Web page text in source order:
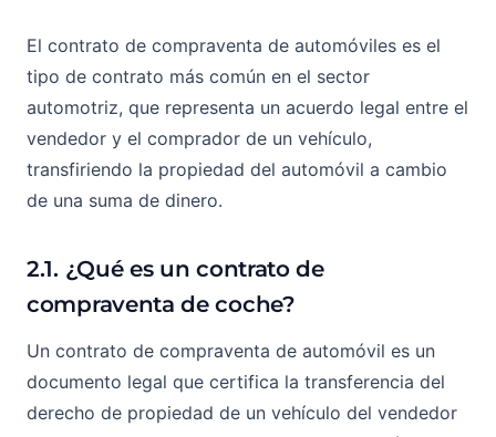
El contrato de compraventa de automóviles es el
tipo de contrato más común en el sector
automotriz, que representa un acuerdo legal entre el
vendedor y el comprador de un vehículo,
transfiriendo la propiedad del automóvil a cambio
de una suma de dinero.
2.1. ¿Qué es un contrato de
compraventa de coche?
Un contrato de compraventa de automóvil es un
documento legal que certifica la transferencia del
derecho de propiedad de un vehículo del vendedor